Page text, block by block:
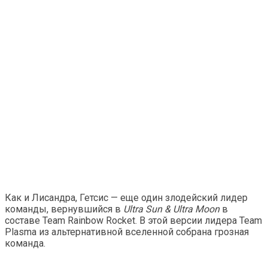
Как и Лисандра, Гетсис — еще один злодейский лидер
команды, вернувшийся в Ultra Sun & Ultra Moonв
составе Team Rainbow Rocket. В этой версии лидера Team
Plasma из альтернативной вселенной собрана грозная
команда.